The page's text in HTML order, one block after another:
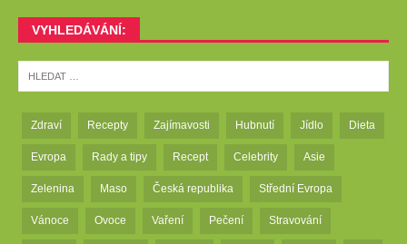
VYHLEDÁVÁNÍ:
Zdraví Recepty Zajímavosti Hubnutí Jídlo Dieta
Evropa Rady a tipy Recept Celebrity Asie
Zelenina Maso Česká republika Střední Evropa
Vánoce Ovoce Vaření Pečení Stravování